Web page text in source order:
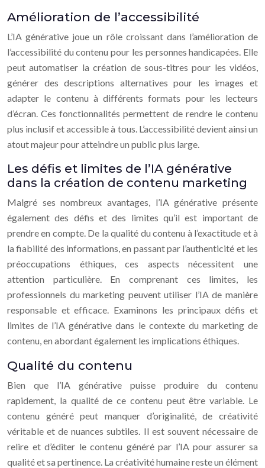
Amélioration de l’accessibilité
L’IA générative joue un rôle croissant dans l’amélioration de
l’accessibilité du contenu pour les personnes handicapées. Elle
peut automatiser la création de sous-titres pour les vidéos,
générer des descriptions alternatives pour les images et
adapter le contenu à différents formats pour les lecteurs
d’écran. Ces fonctionnalités permettent de rendre le contenu
plus inclusif et accessible à tous. L’accessibilité devient ainsi un
atout majeur pour atteindre un public plus large.
Les défis et limites de l’IA générative
dans la création de contenu marketing
Malgré ses nombreux avantages, l’IA générative présente
également des défis et des limites qu’il est important de
prendre en compte. De la qualité du contenu à l’exactitude et à
la fiabilité des informations, en passant par l’authenticité et les
préoccupations éthiques, ces aspects nécessitent une
attention particulière. En comprenant ces limites, les
professionnels du marketing peuvent utiliser l’IA de manière
responsable et efficace. Examinons les principaux défis et
limites de l’IA générative dans le contexte du marketing de
contenu, en abordant également les implications éthiques.
Qualité du contenu
Bien que l’IA générative puisse produire du contenu
rapidement, la qualité de ce contenu peut être variable. Le
contenu généré peut manquer d’originalité, de créativité
véritable et de nuances subtiles. Il est souvent nécessaire de
relire et d’éditer le contenu généré par l’IA pour assurer sa
qualité et sa pertinence. La créativité humaine reste un élément